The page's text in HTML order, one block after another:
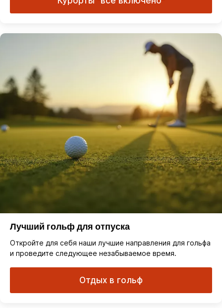
Лучший гольф для отпуска
Откройте для себя наши лучшие направления для гольфа
и проведите следующее незабываемое время.
Отдых в гольф